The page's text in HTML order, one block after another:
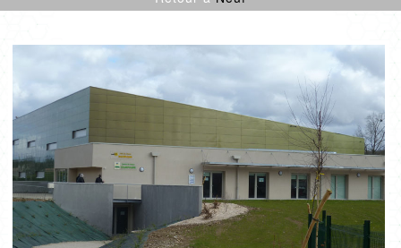
CULTURE SPORT
ENFANCE
LOGEMENTS
ENR
PROJETS CERTIFIÉS
RÉNOVATION
SANTÉ
TERTIAIRE